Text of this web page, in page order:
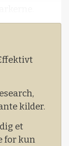
kilder.
et
for kun